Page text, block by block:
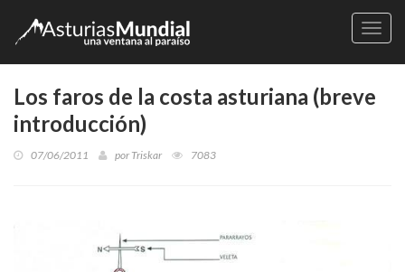
Los faros de la costa asturiana (breve
introducción)
07/06/2011 por Triskar 7083